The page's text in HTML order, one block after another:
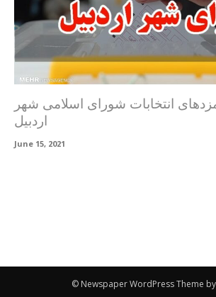
انتخابات شورای اسلامی شهر
اردبیل
June 15, 2021
© Newspaper WordPress Theme